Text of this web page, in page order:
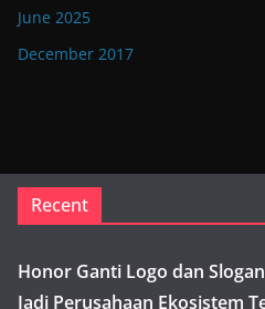
June 2025
December 2017
Recent
Honor Ganti Logo dan
Jadi Perusahaan Ekosistem